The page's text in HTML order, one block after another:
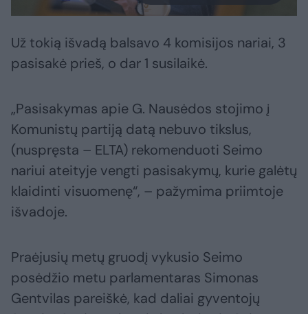
Už tokią išvadą balsavo 4 komisijos nariai, 3
pasisakė prieš, o dar 1 susilaikė.
„Pasisakymas apie G. Nausėdos stojimo į
Komunistų partiją datą nebuvo tikslus,
(nuspręsta – ELTA) rekomenduoti Seimo
nariui ateityje vengti pasisakymų, kurie galėtų
klaidinti visuomenę“, – pažymima priimtoje
išvadoje.
Praėjusių metų gruodį vykusio Seimo
posėdžio metu parlamentaras Simonas
Gentvilas pareiškė, kad daliai gyventojų